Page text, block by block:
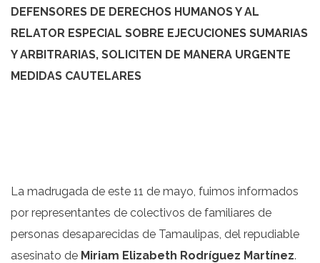
DEFENSORES DE DERECHOS HUMANOS Y AL
RELATOR ESPECIAL SOBRE EJECUCIONES SUMARIAS
Y ARBITRARIAS, SOLICITEN DE MANERA URGENTE
MEDIDAS CAUTELARES
La madrugada de este 11 de mayo, fuimos informados
por representantes de colectivos de familiares de
personas desaparecidas de Tamaulipas, del repudiable
asesinato de Miriam Elizabeth Rodríguez Martínez.